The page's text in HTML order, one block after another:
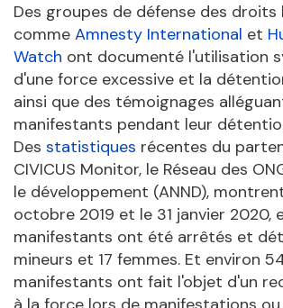
Des groupes de défense des droits
comme Amnesty International et
Watch ont documenté l'utilisation
d'une force excessive et la
ainsi que des témoignages
manifestants pendant leur
Des statistiques récentes du
CIVICUS Monitor, le Réseau des
le développement (ANND),
octobre 2019 et le 31 janvier 2020,
manifestants ont été arrêtés et
mineurs et 17 femmes. Et environ
manifestants ont fait l'objet d'un